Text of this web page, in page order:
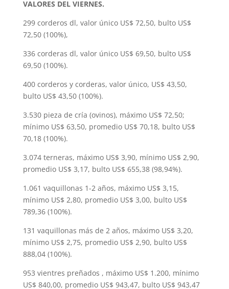
VALORES DEL VIERNES.
299 corderos dl, valor único US$ 72,50, bulto US$
72,50 (100%),
336 corderas dl, valor único US$ 69,50, bulto US$
69,50 (100%).
400 corderos y corderas, valor único, US$ 43,50,
bulto US$ 43,50 (100%).
3.530 pieza de cría (ovinos), máximo US$ 72,50;
mínimo US$ 63,50, promedio US$ 70,18, bulto US$
70,18 (100%).
3.074 terneras, máximo US$ 3,90, mínimo US$ 2,90,
promedio US$ 3,17, bulto US$ 655,38 (98,94%).
1.061 vaquillonas 1-2 años, máximo US$ 3,15,
mínimo US$ 2,80, promedio US$ 3,00, bulto US$
789,36 (100%).
131 vaquillonas más de 2 años, máximo US$ 3,20,
mínimo US$ 2,75, promedio US$ 2,90, bulto US$
888,04 (100%).
953 vientres preñados , máximo US$ 1.200, mínimo
US$ 840,00, promedio US$ 943,47, bulto US$ 943,47